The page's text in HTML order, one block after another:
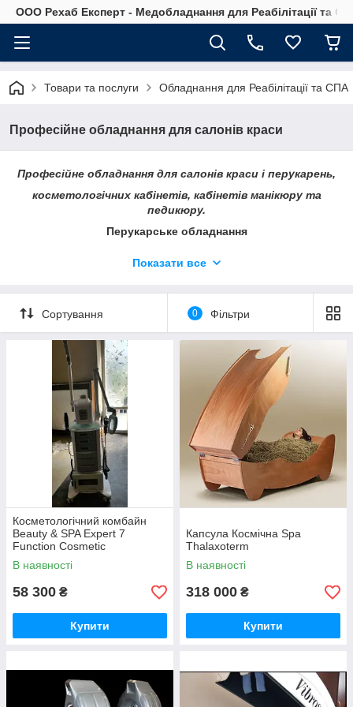
OOO Рехаб Експерт - Медобладнання для Реабілітації та
Товари та послуги Обладнання для Реабілітації та СПА
Професійне обладнання для салонів краси
Професійне обладнання для салонів краси і перукарень,
косметологічних кабінетів, кабінетів манікюру та
педикюру.
Перукарське обладнання
Перукарські мийки
Робоче місце перукаря і Дзеркало перукарське
Дитячі стільці та сидіння
Чоловічі перукарські крісла
Перукарські візки
Стільці для майстрів
Сушуари і клімазон
Стерилізатори
Аксесуари для перукарень
Готові перукарські рішення
Косметологічне обладнання
Косметологічні крісла
Косметологічні візки
Стільці для майстрів, косметологів
Лампи-лупи, Ширми
Воскоплави
Готові рішення косметологічного кабінету
Педикюрні крісла
Підставки для педикюру
Показати все
Сортування 0 Фільтри
Косметологічний комбайн
Beauty & SPA Expert 7
Function Cosmetic
В наявності
58 300 ₴
Купити
Капсула Космічна Spa
Thalaxoterm
В наявності
318 000 ₴
Купити